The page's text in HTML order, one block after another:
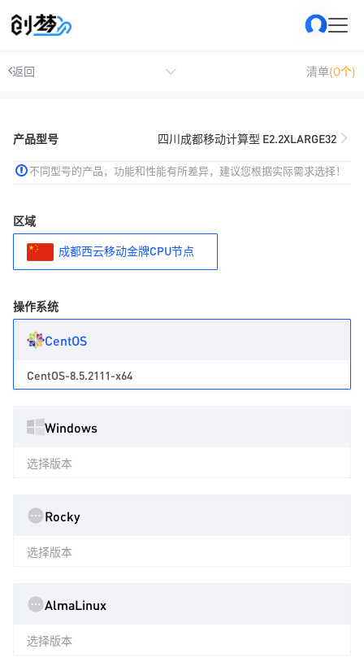
返回 清单(0个)
产品型号 四川成都移动计算型 E2.2XLARGE32
不同型号的产品，功能和性能有所差异，建议您根据实际需求选择！
区域
成都西云移动金牌CPU节点
操作系统
CentOS
CentOS-8.5.2111-x64
Windows
选择版本
Rocky
选择版本
AlmaLinux
选择版本